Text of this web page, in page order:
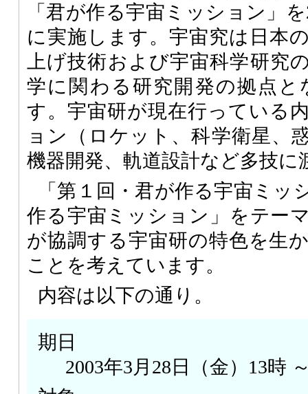
「君が作る宇宙ミッション」
に実施します。宇宙究は日本
上げ技術および宇宙科学研究
学に関わる研究開発の拠点
す。宇宙研が現在行っている
ョン（ロケット、科学衛星、
機器開発、軌道設計など多技に
「第１回・君が作る宇宙ミッ
作る宇宙ミッション」をテー
が協調する宇宙研の特色を生
ことを考えています。
内容は以下の通り。
期日
2003年3月28日（金）13時